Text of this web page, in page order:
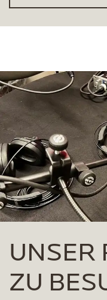
UNSER
ZU